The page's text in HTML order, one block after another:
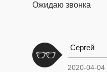
Ожидаю звонка
Сергей
2020-04-04